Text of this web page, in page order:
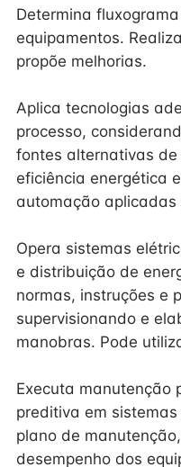
Determina
equipamentos.
propõe melhorias.
Aplica tecnologias
processo,
fontes alternativas
eficiência energética
automação
Opera sistemas
e distribuição de
normas, instruções e
supervisionando e
manobras. Pode
Executa manutenção
preditiva em
plano de
desempenho dos